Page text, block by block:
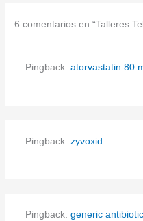
6 comentarios en “Talleres
Pingback: atorvastatin 80
Pingback: zyvoxid
Pingback: generic